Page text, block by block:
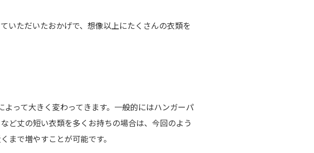
いただいたおかげで、想像以上にたくさんの衣類を
って大きく変わってきます。一般的にはハンガーパ
ど丈の短い衣類を多くお持ちの場合は、今回のよう
まで増やすことが可能です。